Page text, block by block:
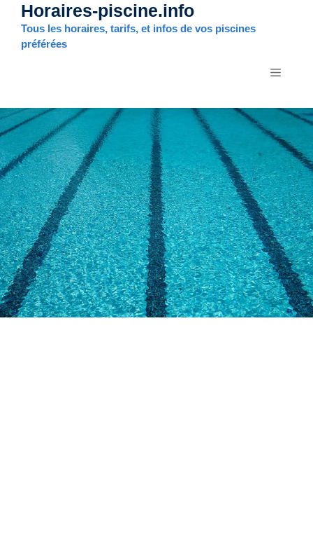
Aller
contenu
Horaires-piscine.info
Tous les horaires, tarifs, et infos de vos piscines
préférées
MENU